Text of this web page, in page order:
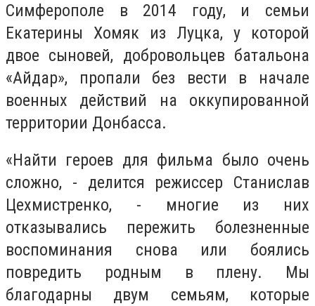
Симферополе в 2014 году, и семьи
Екатерины Хомяк из Луцка, у которой
двое сыновей, добровольцев батальона
«Айдар», пропали без вести в начале
военных действий на оккупированной
территории Донбасса.
«Найти героев для фильма было очень
сложно, - делится режиссер Станислав
Цехмистренко, - многие из них
отказывались пережить болезненные
воспоминания снова или боялись
повредить родным в плену. Мы
благодарны двум семьям, которые